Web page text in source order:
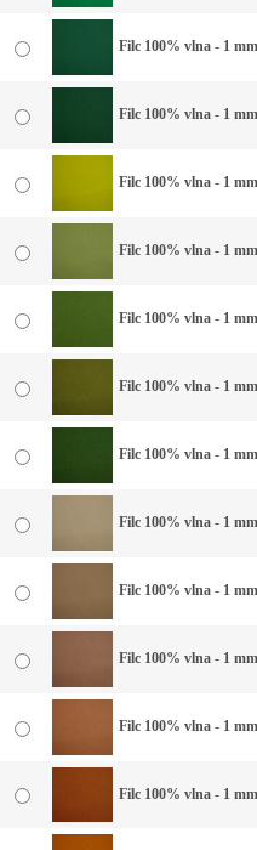
Filc 100% vlna - 1
Filc 100% vlna - 1
Filc 100% vlna - 1
Filc 100% vlna - 1
Filc 100% vlna - 1
Filc 100% vlna - 1
Filc 100% vlna - 1
Filc 100% vlna - 1
Filc 100% vlna - 1
Filc 100% vlna - 1
Filc 100% vlna - 1
Filc 100% vlna - 1